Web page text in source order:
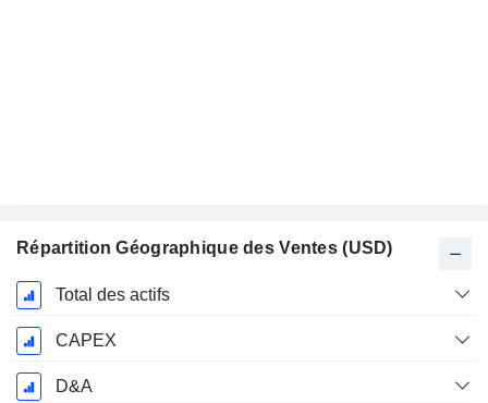
Répartition Géographique des Ventes (USD)
Période
Fiscale:
Décembre
Total des actifs
CAPEX
D&A